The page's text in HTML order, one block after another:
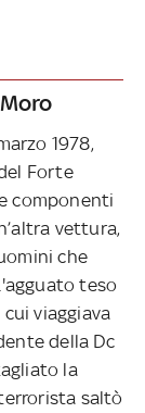
1978,
Forte
componenti
vettura,
che
teso
viaggiava
della Dc
la
saltò